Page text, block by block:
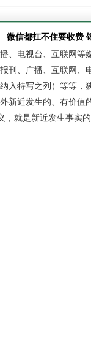
微信都扛不住要收费
、电视台、互联网
刊、广播、互联网、
入特写之列）等等
新近发生的、有价值
，就是新近发生事实